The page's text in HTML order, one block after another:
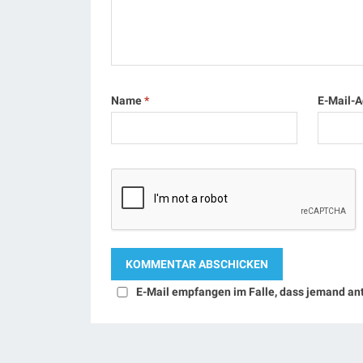
Name* E-Mail-
E-Mail empfangen im Falle, dass jemand